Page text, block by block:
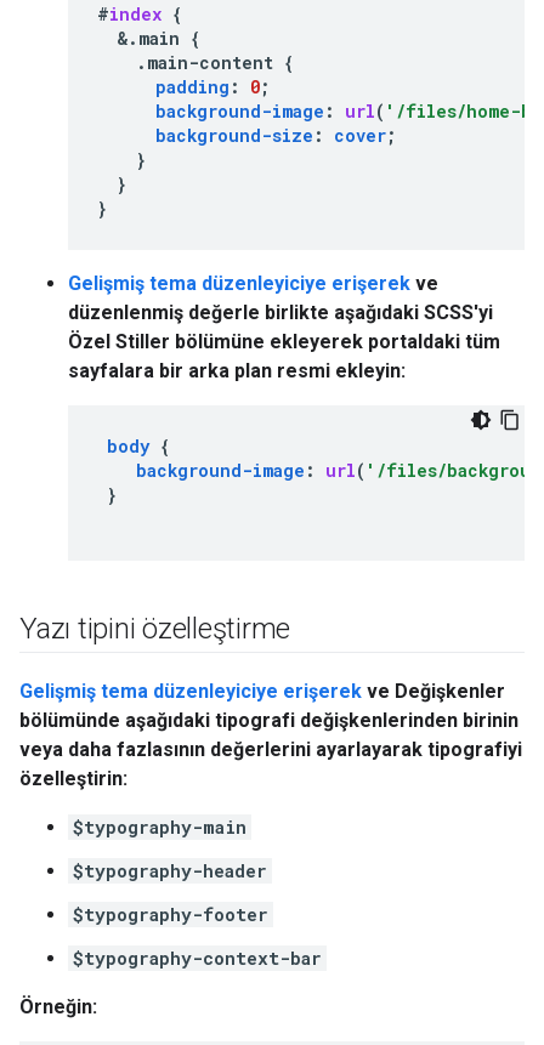
#index {
&.main {
.main-content {
padding : 0;
background-image : url( '/files/home-
background-size : cover;
}
}
}
Gelişmiş tema düzenleyiciye erişerek ve
düzenlenmiş değerle birlikte aşağıdaki SCSS'yi
Özel Stiller bölümüne ekleyerek portaldaki tüm
sayfalara bir arka plan resmi ekleyin:
body {
background-image : url( '/files/
}
Yazı tipini özelleştirme
Gelişmiş tema düzenleyiciye erişerek ve Değişkenler
bölümünde aşağıdaki tipografi değişkenlerinden birinin
veya daha fazlasının değerlerini ayarlayarak tipografiyi
özelleştirin:
$typography-main
$typography-header
$typography-footer
$typography-context-bar
Örneğin: